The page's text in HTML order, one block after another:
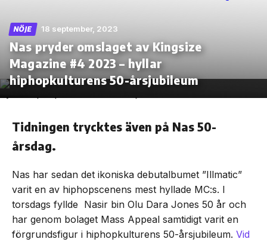
Skip
the
NÖJE 18 september, 2023
Nas pryder omslaget av Kingsize
Magazine #4 2023 – hyllar
hiphopkulturens 50-årsjubileum
Tidningen trycktes även på Nas 50-
årsdag.
Nas har sedan det ikoniska debutalbumet ”Illmatic”
varit en av hiphopscenens mest hyllade MC:s. I
torsdags fyllde Nasir bin Olu Dara Jones 50 år och
har genom bolaget Mass Appeal samtidigt varit en
förgrundsfigur i hiphopkulturens 50-årsjubileum. Vid